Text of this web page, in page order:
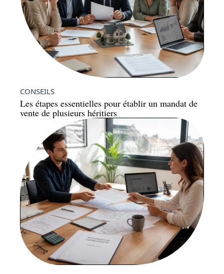
CONSEILS
Les étapes essentielles pour établir un mandat de
vente de plusieurs héritiers